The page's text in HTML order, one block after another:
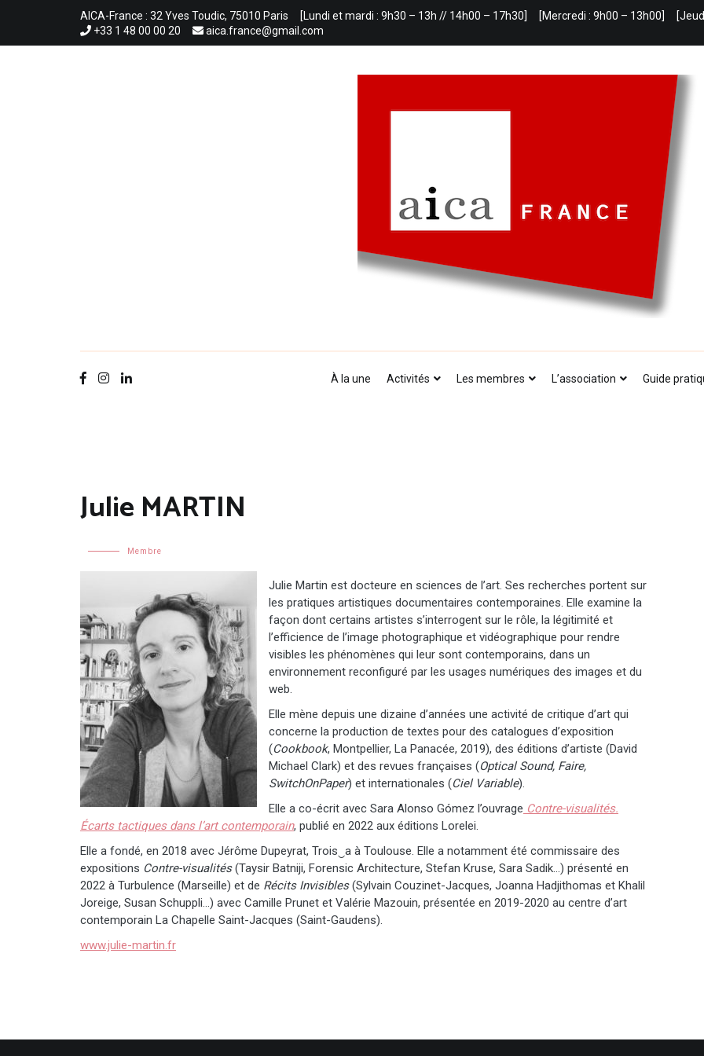
AICA-France : 32 Yves Toudic, 75010 Paris [Lundi et mardi : 9h30 – 13h // 14h00 – 17h30] [Mercredi : 9h00 – 13h00]
+33 1 48 00 00 20
aica.france@gmail.com
À la une Activités Les membres L’association Guide
Julie MARTIN
Membre
Julie Martin est docteure en sciences de l’art. Ses recherches portent sur
les pratiques artistiques documentaires contemporaines. Elle examine la
façon dont certains artistes s’interrogent sur le rôle, la légitimité et
l’efficience de l’image photographique et vidéographique pour rendre
visibles les phénomènes qui leur sont contemporains, dans un
environnement reconfiguré par les usages numériques des images et du
web.
Elle mène depuis une dizaine d’années une activité de critique d’art qui
concerne la production de textes pour des catalogues d’exposition
(Cookbook, Montpellier, La Panacée, 2019), des éditions d’artiste (David
Michael Clark) et des revues françaises (Optical Sound, Faire,
SwitchOnPaper) et internationales (Ciel Variable).
Elle a co-écrit avec Sara Alonso Gómez l’ouvrage Contre-visualités.
Écarts tactiques dans l’art contemporain, publié en 2022 aux éditions Lorelei.
Elle a fondé, en 2018 avec Jérôme Dupeyrat, Trois‿a à Toulouse. Elle a notamment été commissaire des
expositions Contre-visualités(Taysir Batniji, Forensic Architecture, Stefan Kruse, Sara Sadik…) présenté en
2022 à Turbulence (Marseille) et de Récits Invisibles(Sylvain Couzinet-Jacques, Joanna Hadjithomas et Khalil
Joreige, Susan Schuppli…) avec Camille Prunet et Valérie Mazouin, présentée en 2019-2020 au centre d’art
contemporain La Chapelle Saint-Jacques (Saint-Gaudens).
www.julie-martin.fr